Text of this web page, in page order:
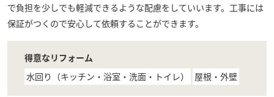
で負担を少しでも軽減できるような配慮をしていいます。工事には
保証がつくので安心して依頼することができます。
得意なリフォーム
水回り（キッチン・浴室・洗面・トイレ）
屋根・外壁